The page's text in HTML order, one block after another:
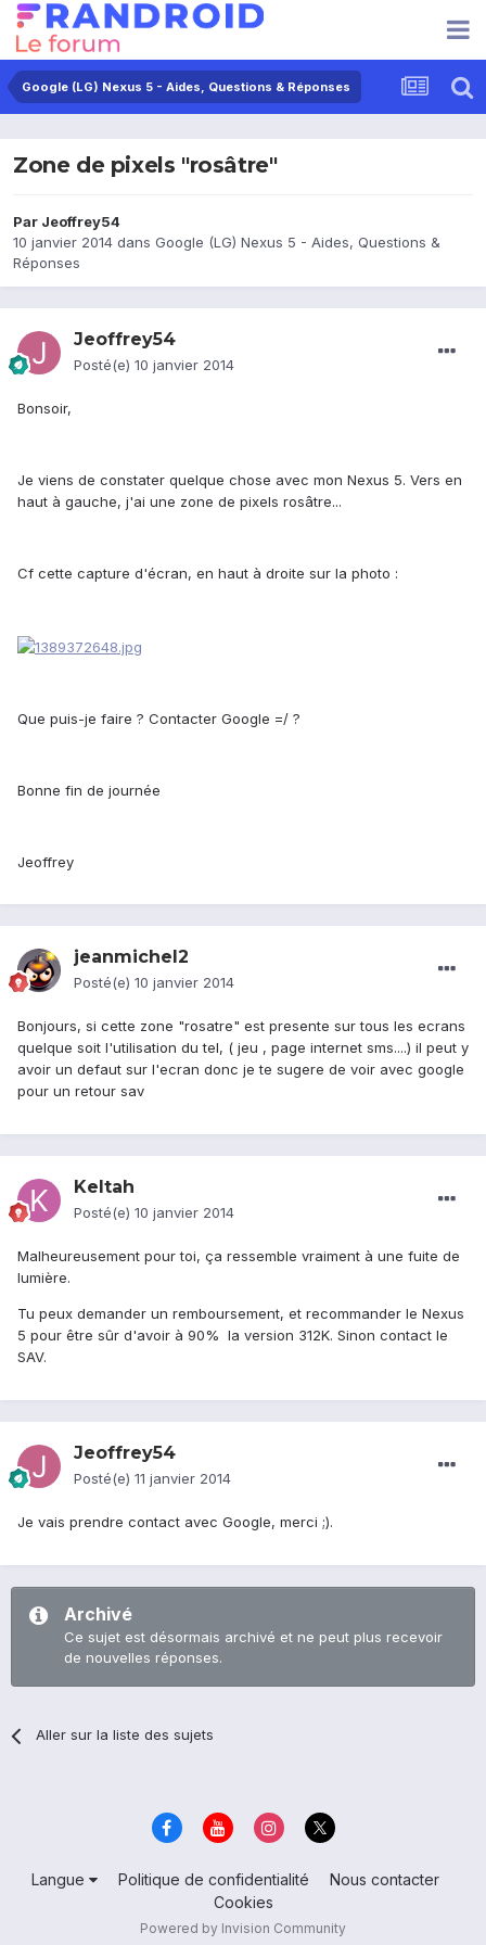
Google (LG) Nexus 5 - Aides, Questions & Réponses
Zone de pixels "rosâtre"
Par Jeoffrey54
10 janvier 2014 dans Google (LG) Nexus 5 - Aides, Questions &
Réponses
Jeoffrey54
Posté(e) 10 janvier 2014
Bonsoir,
Je viens de constater quelque chose avec mon Nexus 5. Vers en
haut à gauche, j'ai une zone de pixels rosâtre...
Cf cette capture d'écran, en haut à droite sur la photo :
Que puis-je faire ? Contacter Google =/ ?
Bonne fin de journée
Jeoffrey
jeanmichel2
Posté(e) 10 janvier 2014
Bonjours, si cette zone "rosatre" est presente sur tous les ecrans
quelque soit l'utilisation du tel, ( jeu , page internet sms....) il peut y
avoir un defaut sur l'ecran donc je te sugere de voir avec google
pour un retour sav
Keltah
Posté(e) 10 janvier 2014
Malheureusement pour toi, ça ressemble vraiment à une fuite de
lumière.
Tu peux demander un remboursement, et recommander le Nexus
5 pour être sûr d'avoir à 90% la version 312K. Sinon contact le
SAV.
Jeoffrey54
Posté(e) 11 janvier 2014
Je vais prendre contact avec Google, merci ;).
Archivé
Ce sujet est désormais archivé et ne peut plus recevoir
de nouvelles réponses.
Aller sur la liste des sujets
Langue Politique de confidentialité
Nous contacter
Cookies
Powered by Invision Community